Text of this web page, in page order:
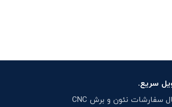
سریع.
ارسال سفارشات نئون و برش CNC